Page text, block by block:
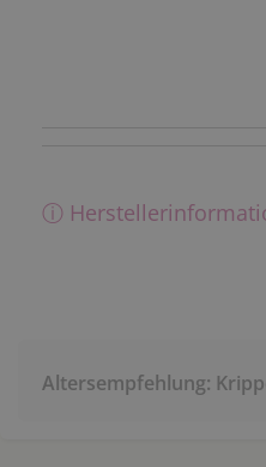
ⓘ
Altersempfehlung: